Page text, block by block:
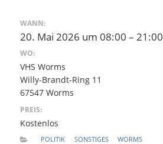
WANN:
20. Mai 2026 um 08:00 – 21:00
WO:
VHS Worms
Willy-Brandt-Ring 11
67547 Worms
PREIS:
Kostenlos
POLITIK SONSTIGES WORMS